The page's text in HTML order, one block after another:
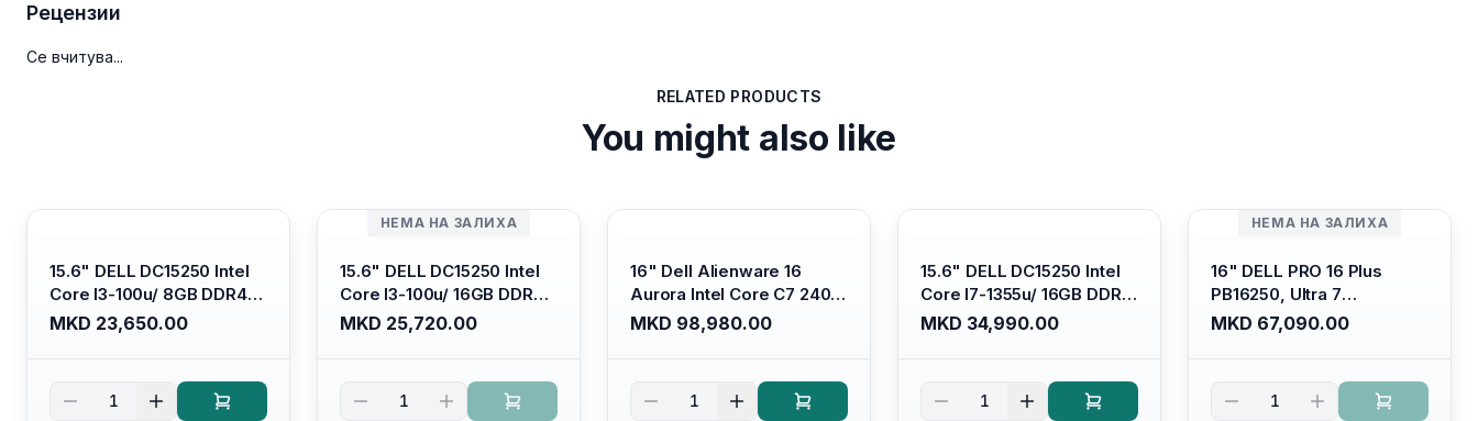
Рецензии
Се вчитува...
RELATED PRODUCTS
You might also like
15.6" DELL DC15250 Intel
Core I3-100u/ 8GB DDR4/
512GB SSD M.2/ Iris Xe
Graphics/ 120Hz Anti-
Kb/ Platinum Silver/
Ubuntu
MKD 23,650.00
1
НЕМА НА ЗАЛИХА
15.6" DELL DC15250 Intel
Core I3-100u/ 16GB DDR4/
512GB SSD M.2/ Iris Xe
Graphics/ 120Hz Anti-
Kb/ Carbon Black/ Ubuntu
MKD 25,720.00
1
16" Dell Alienware 16
Aurora Intel Core C7 240H
/16GB RAM DDR5
5600mhz/ 1TB SSD M.2
Wqxga(2560x1600) 120Hz
300 nits / Wi-fi7+bt5.4, AW
MKD 98,980.00
1
15.6" DELL DC15250 Intel
Core I7-1355u/ 16GB DDR4
/ 512GB SSD M.2 2230/
Intel UHD Graphics/ 120Hz
Display/ Backlit Kb/
Platinum Silver/ Ubuntu
MKD 34,990.00
1
НЕМА НА ЗАЛИХА
16" DELL PRO 16 Plus
PB16250, Ultra 7
265U/16GB RAM (1x 16GB)
5600 Mhz DDR5/ 512GB
/cam+mic,bt/backlit KB
/fingerprint Reader
MKD 67,090.00
1